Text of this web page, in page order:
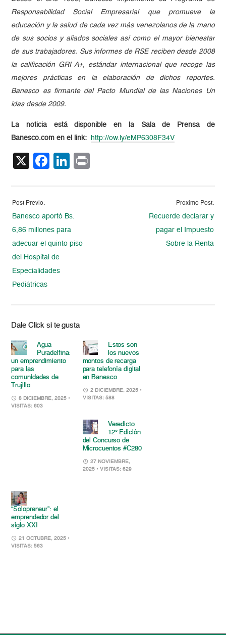
Responsabilidad Social Empresarial que promueve la
educación y la salud de cada vez más venezolanos de la mano
de sus socios y aliados sociales así como el mayor bienestar
de sus trabajadores. Sus informes de RSE reciben desde 2008
la calificación GRI A+, estándar internacional que recoge las
mejores prácticas en la elaboración de dichos reportes.
Banesco es firmante del Pacto Mundial de las Naciones Un
idas desde 2009.
La noticia está disponible en la Sala de Prensa de
Banesco.com en el link:
http://ow.ly/eMP6308F34V
X Facebook
LinkedIn
Post Previo:
Banesco aportó Bs.
6,86 millones para
adecuar el quinto piso
del Hospital de
Especialidades
Pediátricas
Proximo Post:
Recuerde declarar y
pagar el Impuesto
Sobre la Renta
Dale Click si te gusta
Agua
Puradelfina:
un emprendimiento
para las
comunidades de
Trujillo
8 DICIEMBRE, 2025 •
VISITAS: 603
Estos son
los nuevos
montos de recarga
para telefonía digital
en Banesco
2 DICIEMBRE, 2025 •
VISITAS: 588
Veredicto
12° Edición
del Concurso de
Microcuentos #C280
27 NOVIEMBRE,
2025 • VISITAS: 629
“Solopreneur”: el
emprendedor del
siglo XXI
21 OCTUBRE, 2025 •
VISITAS: 563